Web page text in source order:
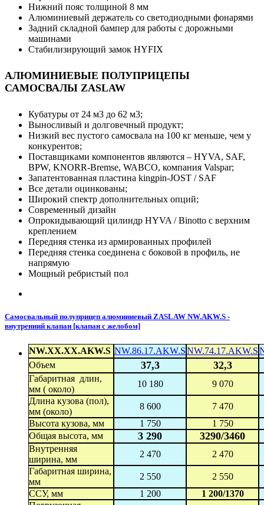
Нижний пояс толщиной 8 мм
Алюминиевый держатель со светодиодными фонарями
Задний складной бампер для работы с дорожными
машинами
Стабилизирующий замок HYFIX
АЛЮМИНИЕВЫЕ ПОЛУПРИЦЕПЫ
САМОСВАЛЫ ZASLAW
Кубатуры от 24 м3 до 62 м3;
Выносливый и долговечный продукт;
Низкий вес пустого самосвала на 100 кг меньше, чем у
конкурентов;
Поставщиками компонентов являются – HYVA, SAF,
BPW, KNORR-Bremse, WABCO, компания Valspar;
Запатентованная пластина kingpin-JOST / SAF
Все детали оцинкованы;
Широкий спектр дополнительных опций;
Современный дизайн
Опрокидывающий цилиндр HYVA / Binotto с верхним
креплением
Передняя стенка из армированных профилей
Передняя стенка соединена с боковой в профиль, не
напрямую
Мощный ребристый пол
Самосвальный полуприцеп алюминиевый ZASLAW NW.AKW.S -
внутренний клапан [клапан с желобом]
NW.XX.XX.AKW.S NW.86.17.AKW.SNW.74.17.AKW.S
Объем
37,3 32,3
Габаритная длин,
мм ( около)
10 180
9 070
Длина кузова (пол),
мм (около)
8 600
7 470
Высота кузова, мм
1 750
1 750
Общая высота, мм
3 290 3290/3460
Внутренняя
ширина, мм
2 470
2 470
Габаритная ширина,
мм
2 550
2 550
ССУ, мм
1 200
1 200/1370